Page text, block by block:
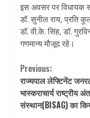
इस अवसर पर विधायक
डॉ. सुनील राय, प्रति
डॉ. वी.के. सिंह, डॉ.
गणमान्य मौजूद रहे।
Continue
Reading
Previous:
राज्यपाल लेफ्टिनेंट
भास्कराचार्य राष्ट्रीय
संस्थान(BISAG) का